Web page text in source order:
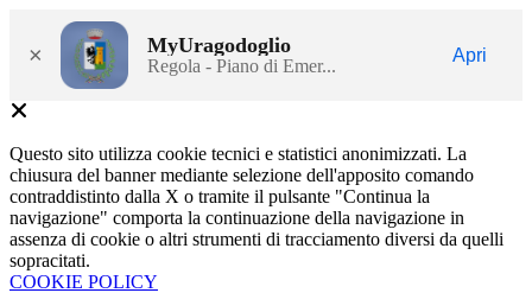
× MyUragodoglio
Regola - Piano di Emer...
Apri
Questo sito utilizza cookie tecnici e statistici anonimizzati. La
chiusura del banner mediante selezione dell'apposito comando
contraddistinto dalla X o tramite il pulsante "Continua la
navigazione" comporta la continuazione della navigazione in
assenza di cookie o altri strumenti di tracciamento diversi da quelli
sopracitati.
COOKIE POLICY